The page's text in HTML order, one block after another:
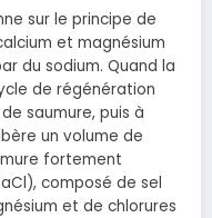
sur le principe de
et magnésium
du sodium. Quand la
de régénération
saumure, puis à
un volume de
fortement
composé de sel
et de chlorures